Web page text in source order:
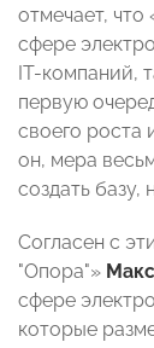
отмечает,
сфере
IT-компаний,
первую
своего роста
он, мера
создать базу,
Согласен с
"Опора"»
сфере
которые